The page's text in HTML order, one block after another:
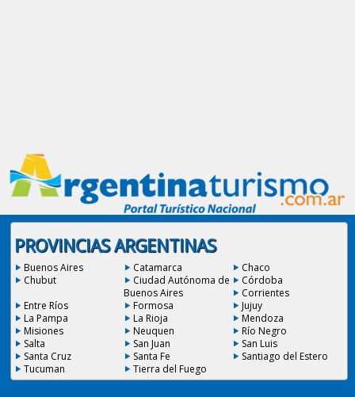
PROVINCIAS ARGENTINAS
Buenos Aires Catamarca
Chaco
Chubut
Ciudad Autónoma de
Buenos Aires
Córdoba
Corrientes
Entre Ríos
Formosa
Jujuy
La Pampa
La Rioja
Mendoza
Misiones
Neuquen
Río Negro
Salta
San Juan
San Luis
Santa Cruz
Santa Fe
Santiago del Estero
Tucuman
Tierra del Fuego